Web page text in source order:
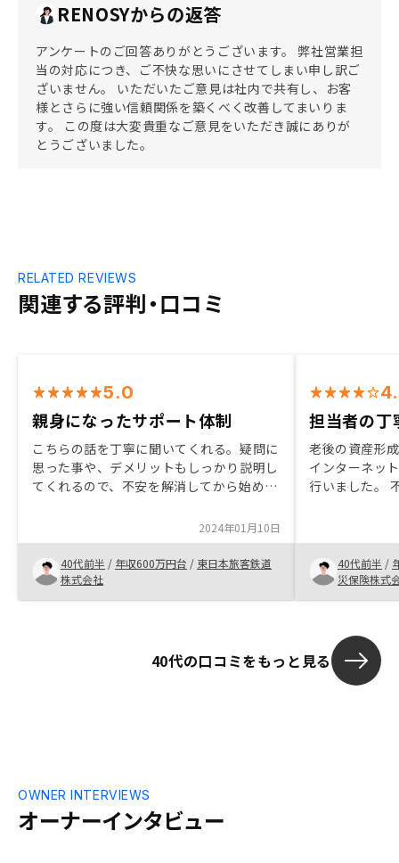
RENOSYからの返答
アンケートのご回答ありがとうございます。 弊社営業担
当の対応につき、ご不快な思いにさせてしまい申し訳ご
ざいません。 いただいたご意見は社内で共有し、お客
様とさらに強い信頼関係を築くべく改善してまいりま
す。 この度は大変貴重なご意見をいただき誠にありが
とうございました。
関連する評判・口コミ
RELATED REVIEWS
5.0
親身になったサポート体制
こちらの話を丁寧に聞いてくれる。疑問に
思った事や、デメリットもしっかり説明し
てくれるので、不安を解消してから始めら
を尊重してくれるので、安心できる。ま
た、日程の調整なども、親身になってやっ
てもらえたので、気持ちが良い。
2024年01月10日
40代前半 / 年収600万円台 / 東日本旅客鉄道
株式会社
担当者の丁
老後の資産形
インターネッ
行いました。
しましたが、
理解スピード
ていただき納
した。多くの
ただいたこと
ともよろしく
40代前半 /
災保険株式
40代の口コミをもっと見る
オーナーインタビュー
OWNER INTERVIEWS